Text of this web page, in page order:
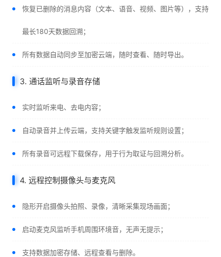
恢复已删除的消息内容（文本、语音、视频、图片等），支持
最长180天数据回溯；
所有数据自动同步至加密云端，随时查看、随时导出。
3. 通话监听与录音存储
实时监听来电、去电内容；
自动录音并上传云端，支持关键字触发监听规则设置；
所有录音可远程下载保存，用于行为取证与回溯分析。
4. 远程控制摄像头与麦克风
隐形开启摄像头拍照、录像，清晰采集现场画面；
启动麦克风监听手机周围环境音，无声无提示；
支持数据加密存储、远程查看与删除。